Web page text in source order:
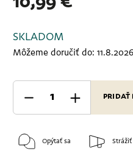
SKLADOM
Môžeme doručiť do: 11.8.2026
PRIDAŤ
Opýtať sa Strážiť